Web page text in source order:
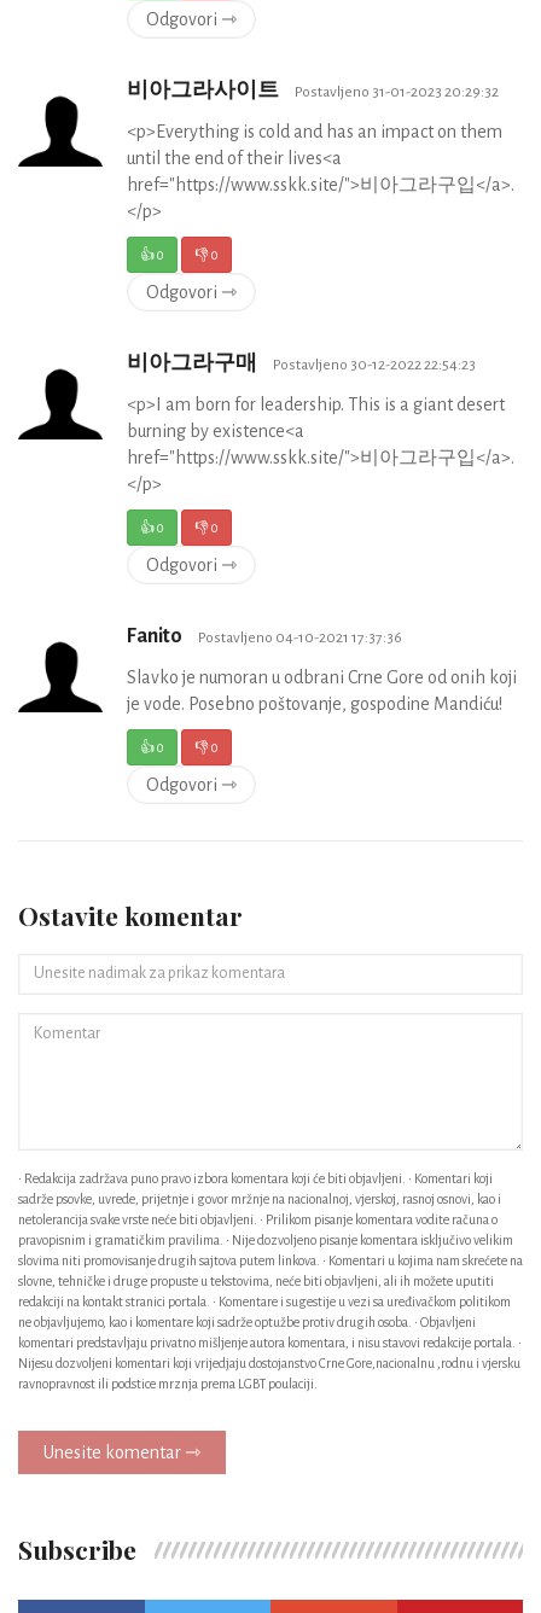
Odgovori ⇾
비아그라사이트 Postavljeno 31-01-2023 20:29:32
<p>Everything is cold and has an impact on them
until the end of their lives<a
href="https://www.sskk.site/">비아그라구입</a>.
</p>
👍0 👎0
Odgovori ⇾
비아그라구매 Postavljeno 30-12-2022 22:54:23
<p>I am born for leadership. This is a giant desert
burning by existence<a
href="https://www.sskk.site/">비아그라구입</a>.
</p>
👍0 👎0
Odgovori ⇾
Fanito Postavljeno 04-10-2021 17:37:36
Slavko je numoran u odbrani Crne Gore od onih koji
je vode. Posebno poštovanje, gospodine Mandiću!
👍0 👎0
Odgovori ⇾
Ostavite komentar
• Redakcija zadržava puno pravo izbora komentara koji će biti objavljeni. • Komentari koji
sadrže psovke, uvrede, prijetnje i govor mržnje na nacionalnoj, vjerskoj, rasnoj osnovi, kao i
netolerancija svake vrste neće biti objavljeni. • Prilikom pisanje komentara vodite računa o
pravopisnim i gramatičkim pravilima. • Nije dozvoljeno pisanje komentara isključivo velikim
slovima niti promovisanje drugih sajtova putem linkova. • Komentari u kojima nam skrećete na
slovne, tehničke i druge propuste u tekstovima, neće biti objavljeni, ali ih možete uputiti
redakciji na kontakt stranici portala. • Komentare i sugestije u vezi sa uređivačkom politikom
ne objavljujemo, kao i komentare koji sadrže optužbe protiv drugih osoba. • Objavljeni
komentari predstavljaju privatno mišljenje autora komentara, i nisu stavovi redakcije portala. •
Nijesu dozvoljeni komentari koji vrijedjaju dostojanstvo Crne Gore,nacionalnu ,rodnu i vjersku
ravnopravnost ili podstice mrznja prema LGBT poulaciji.
Unesite komentar ⇾
Subscribe